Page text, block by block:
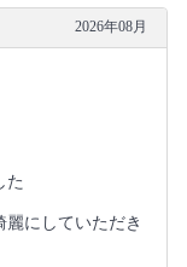
2026年08月
た
にしていただき